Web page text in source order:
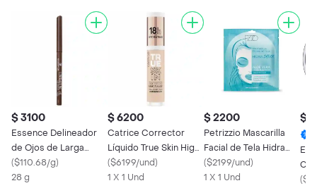
$ 3100
Essence Delineador
de Ojos de Larga
Duración 02
($110.68/g)
28 g
$ 6200
Catrice Corrector
Líquido True Skin High
Cover Cool Cashmere
($6199/und)
1 X 1 Und
$ 2200
Petrizzio Mascarilla
Facial de Tela Hidra
Shock
($2199/und)
1 X 1 Und
$
(